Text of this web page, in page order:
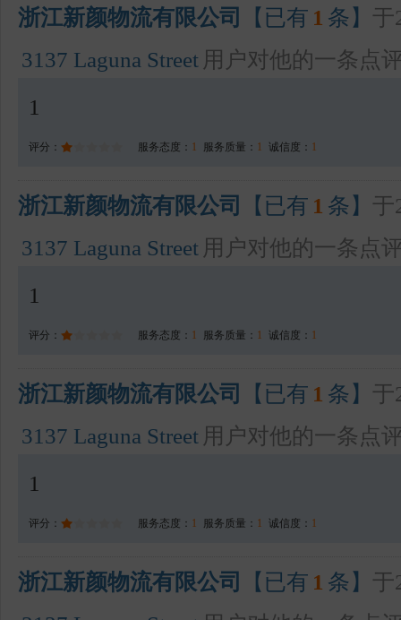
浙江新颜物流有限公司 【已有 1 条】 于
3137 Laguna Street 用户对他的一条点
1
评分： 服务态度： 1 服务质量： 1 诚信度： 1
浙江新颜物流有限公司 【已有 1 条】 于
3137 Laguna Street 用户对他的一条点
1
评分： 服务态度： 1 服务质量： 1 诚信度： 1
浙江新颜物流有限公司 【已有 1 条】 于
3137 Laguna Street 用户对他的一条点
1
评分： 服务态度： 1 服务质量： 1 诚信度： 1
浙江新颜物流有限公司 【已有 1 条】 于